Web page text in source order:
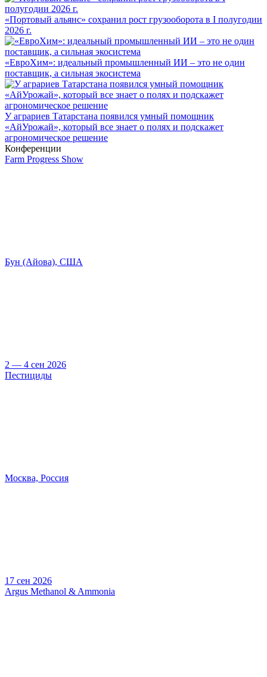
«Портовый альянс» сохранил рост грузооборота в I полугодии
2026 г.
«ЕвроХим»: идеальный промышленный ИИ – это не один
поставщик, а сильная экосистема
У аграриев Татарстана появился умный помощник
«АйУрожай», который все знает о полях и подскажет
агрономическое решение
Конференции
Farm Progress Show
Бун (Айова), США
2 — 4 сен 2026
Пестициды
Москва, Россия
17 сен 2026
Argus Methanol & Ammonia